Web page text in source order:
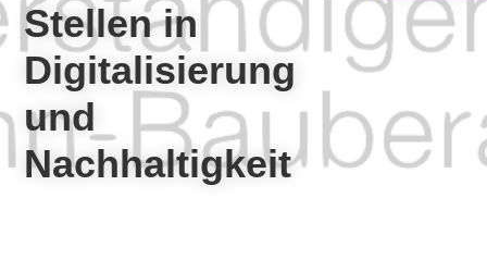
Stellen in
Digitalisierung
und
Nachhaltigkeit